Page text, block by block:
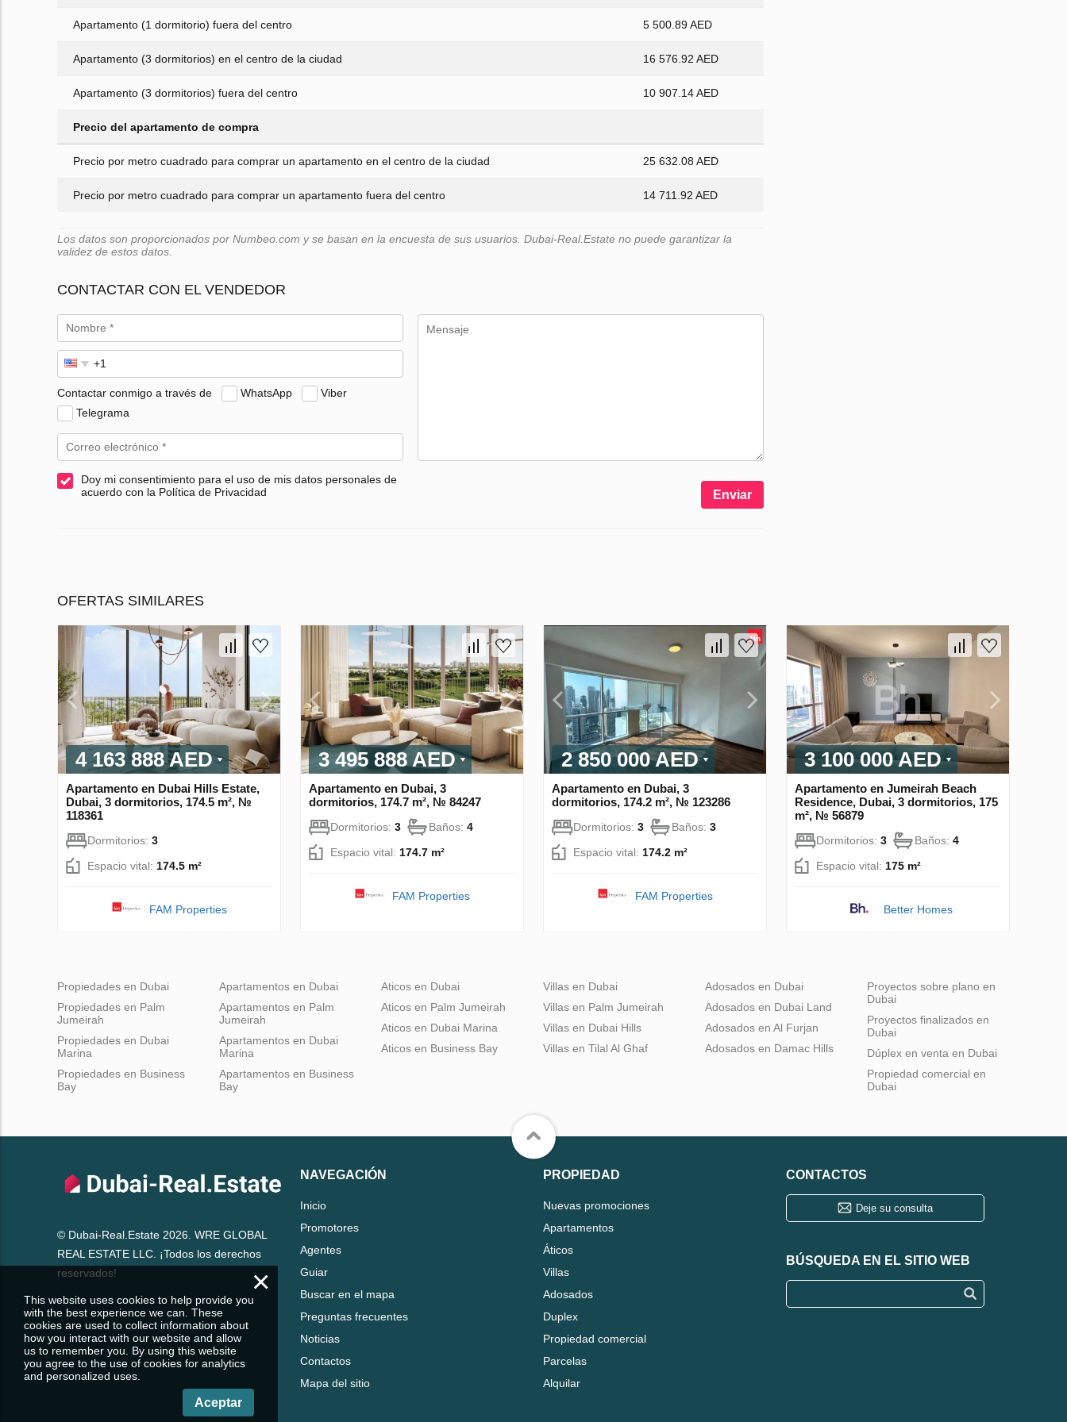
Apartamento (1 dormitorio) fuera del centro 5 500.89 AED
Apartamento (3 dormitorios) en el centro de la ciudad 16 576.92 AED
Apartamento (3 dormitorios) fuera del centro 10 907.14 AED
Precio del apartamento de compra
Precio por metro cuadrado para comprar un apartamento en el centro de la ciudad 25 632.08 AED
Precio por metro cuadrado para comprar un apartamento fuera del centro 14 711.92 AED
Los datos son proporcionados por Numbeo.com y se basan en la encuesta de sus usuarios. Dubai-Real.Estate no puede garantizar la
validez de estos datos.
CONTACTAR CON EL VENDEDOR
Contactar conmigo a través de WhatsApp
Viber
Telegrama
Doy mi consentimiento para el uso de mis datos personales de
acuerdo con la Política de Privacidad
Enviar
OFERTAS SIMILARES
4 163 888 AED
Apartamento en Dubai Hills Estate,
Dubai, 3 dormitorios, 174.5 m², №
118361
Dormitorios: 3
Espacio vital: 174.5 m²
FAM Properties
3 495 888 AED
Apartamento en Dubai, 3
dormitorios, 174.7 m², № 84247
Dormitorios: 3 Baños: 4
Espacio vital: 174.7 m²
FAM Properties
2 850 000 AED
Apartamento en Dubai, 3
dormitorios, 174.2 m², № 123286
Dormitorios: 3 Baños: 3
Espacio vital: 174.2 m²
FAM Properties
3 100 000 AED
Apartamento en Jumeirah Beach
Residence, Dubai, 3 dormitorios, 175
m², № 56879
Dormitorios: 3 Baños: 4
Espacio vital: 175 m²
Better Homes
Propiedades en Dubai
Propiedades en Palm
Jumeirah
Propiedades en Dubai
Marina
Propiedades en Business
Bay
Apartamentos en Dubai
Apartamentos en Palm
Jumeirah
Apartamentos en Dubai
Marina
Apartamentos en Business
Bay
Aticos en Dubai
Aticos en Palm Jumeirah
Aticos en Dubai Marina
Aticos en Business Bay
Villas en Dubai
Villas en Palm Jumeirah
Villas en Dubai Hills
Villas en Tilal Al Ghaf
Adosados en Dubai
Adosados en Dubai Land
Adosados en Al Furjan
Adosados en Damac Hills
Proyectos sobre plano en
Dubai
Proyectos finalizados en
Dubai
Dúplex en venta en Dubai
Propiedad comercial en
Dubai
© Dubai-Real.Estate 2026. WRE GLOBAL
REAL ESTATE LLC. ¡Todos los derechos
reservados!
NAVEGACIÓN
Inicio
Promotores
Agentes
Guiar
Buscar en el mapa
Preguntas frecuentes
Noticias
Contactos
Mapa del sitio
PROPIEDAD
Nuevas promociones
Apartamentos
Áticos
Villas
Adosados
Duplex
Propiedad comercial
Parcelas
Alquilar
CONTACTOS
Deje su consulta
BÚSQUEDA EN EL SITIO WEB
×
This website uses cookies to help provide you
with the best experience we can. These
cookies are used to collect information about
how you interact with our website and allow
us to remember you. By using this website
you agree to the use of cookies for analytics
and personalized uses.
Aceptar